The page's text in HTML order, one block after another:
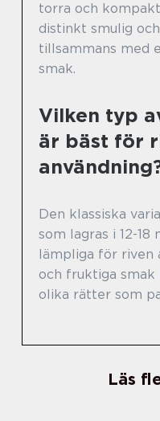
torra och
distinkt smulig
tillsammans med
smak.
Vilken typ
är bäst för
Den klassiska
som lagras i 12-18
lämpliga för riven
och fruktiga
olika rätter som
Läs